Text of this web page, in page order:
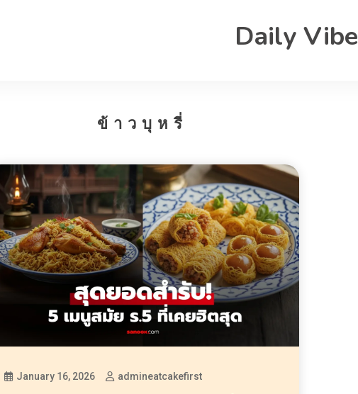
Daily Vibe
ข้าวบุหรี่
January 16, 2026 admineatcakefirst